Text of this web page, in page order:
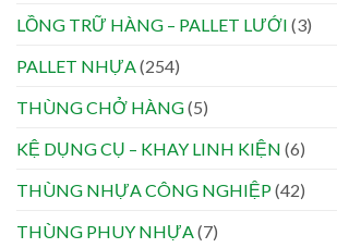
LỒNG TRỮ HÀNG – PALLET LƯỚI (3)
PALLET NHỰA(254)
THÙNG CHỞ HÀNG(5)
KỆ DỤNG CỤ – KHAY LINH KIỆN (6)
THÙNG NHỰA CÔNG NGHIỆP(42)
THÙNG PHUY NHỰA(7)